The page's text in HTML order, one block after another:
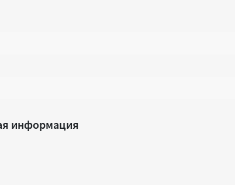
информация